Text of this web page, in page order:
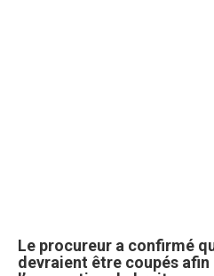
Le procureur a confirmé
devraient être coupés